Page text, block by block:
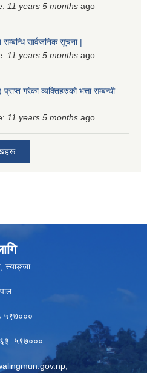
11 years 5 months ago
सम्बन्धि सार्वजनिक सूचना |
11 years 5 months ago
प्राप्त गरेका व्यक्तिहरुको भत्ता सम्बन्धी
11 years 5 months ago
स्याङ्जा
५९७०००
५९७०००